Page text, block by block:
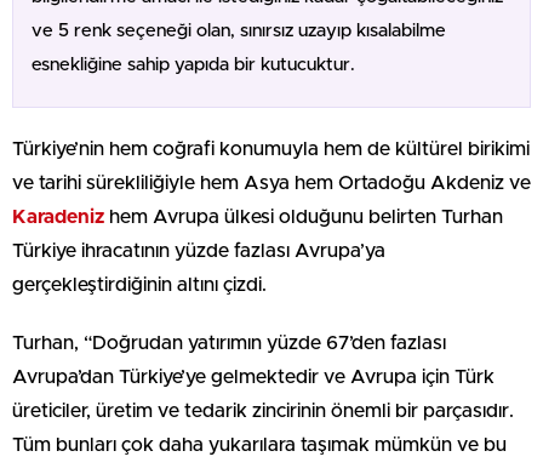
ve 5 renk seçeneği olan, sınırsız uzayıp kısalabilme
esnekliğine sahip yapıda bir kutucuktur.
Türkiye’nin hem coğrafi konumuyla hem de kültürel birikimi
ve tarihi sürekliliğiyle hem Asya hem Ortadoğu Akdeniz ve
Karadeniz hem Avrupa ülkesi olduğunu belirten Turhan
Türkiye ihracatının yüzde fazlası Avrupa’ya
gerçekleştirdiğinin altını çizdi.
Turhan, “Doğrudan yatırımın yüzde 67’den fazlası
Avrupa’dan Türkiye’ye gelmektedir ve Avrupa için Türk
üreticiler, üretim ve tedarik zincirinin önemli bir parçasıdır.
Tüm bunları çok daha yukarılara taşımak mümkün ve bu